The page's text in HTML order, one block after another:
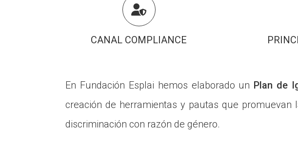

CANAL COMPLIANCE
En Fundación Esplai hemos elaborado un Plan de
creación de herramientas y pautas que
discriminación con razón de género.